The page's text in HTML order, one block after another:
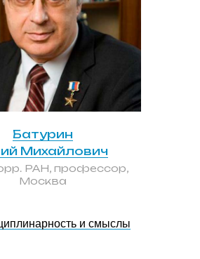
Батурин
Михайлович
РАН, профессор,
Москва
и смыслы